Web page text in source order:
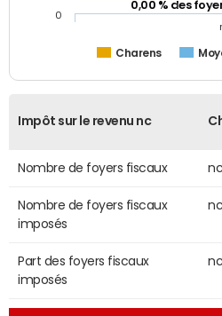
0,00 % des
Charens
0
Impôt sur le revenu nc
Nombre de foyers fiscaux nc
Nombre de foyers fiscaux
imposés
nc
Part des foyers fiscaux
imposés
nc